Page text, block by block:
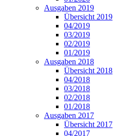
Ausgaben 2019
Übersicht 2019
04/2019
03/2019
02/2019
01/2019
Ausgaben 2018
Übersicht 2018
04/2018
03/2018
02/2018
01/2018
Ausgaben 2017
Übersicht 2017
04/2017